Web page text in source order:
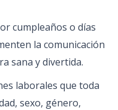
cumpleaños o días
la comunicación
sana y divertida.
laborales que toda
sexo, género,